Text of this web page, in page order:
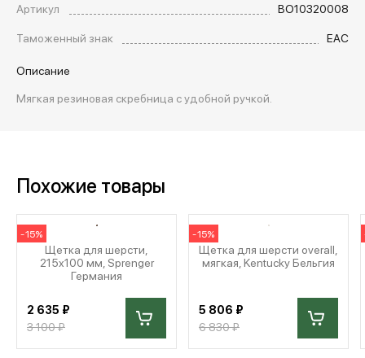
Артикул
BO10320008
Таможенный знак
EAC
Описание
Мягкая резиновая скребница с удобной ручкой.
Похожие товары
-15%
Щетка для шерсти,
215x100 мм, Sprenger
Германия
2 635 ₽
3 100 ₽
-15%
Щетка для шерсти overall,
мягкая, Kentucky Бельгия
5 806 ₽
6 830 ₽